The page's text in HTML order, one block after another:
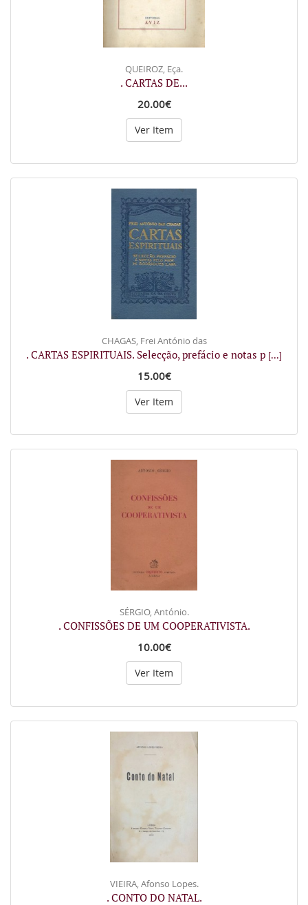
QUEIROZ, Eça.
. CARTAS DE...
20.00€
Ver Item
CHAGAS, Frei António das
. CARTAS ESPIRITUAIS. Selecção, prefácio e notas p [...]
15.00€
Ver Item
SÉRGIO, António.
. CONFISSÕES DE UM COOPERATIVISTA.
10.00€
Ver Item
VIEIRA, Afonso Lopes.
. CONTO DO NATAL.